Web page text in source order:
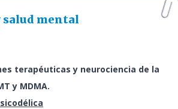
salud mental
terapéuticas y neurociencia de la
y MDMA.